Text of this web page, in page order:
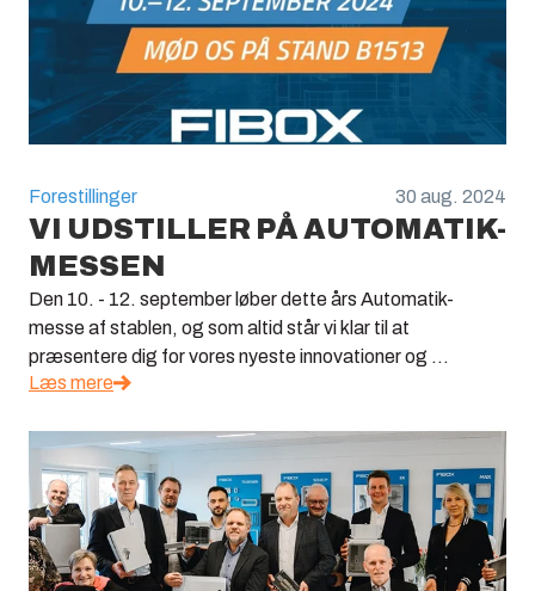
Forestillinger 30 aug. 2024
VI UDSTILLER PÅ AUTOMATIK-
MESSEN
Den 10. - 12. september løber dette års Automatik-
messe af stablen, og som altid står vi klar til at
præsentere dig for vores nyeste innovationer og ...
Læs mere